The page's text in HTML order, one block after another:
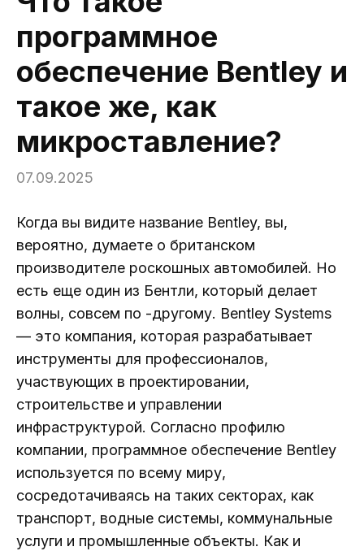
программное
обеспечение Bentley и
такое же, как
микроставление?
07.09.2025
Когда вы видите название Bentley, вы,
вероятно, думаете о британском
производителе роскошных автомобилей. Но
есть еще один из Бентли, который делает
волны, совсем по -другому. Bentley Systems
— это компания, которая разрабатывает
инструменты для профессионалов,
участвующих в проектировании,
строительстве и управлении
инфраструктурой. Согласно профилю
компании, программное обеспечение Bentley
используется по всему миру,
сосредотачиваясь на таких секторах, как
транспорт, водные системы, коммунальные
услуги и промышленные объекты. Как и